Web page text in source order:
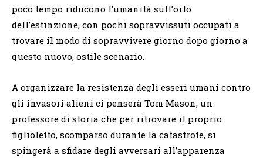
poco tempo riducono l’umanità sull’orlo
dell’estinzione, con pochi sopravvissuti occupati a
trovare il modo di sopravvivere giorno dopo giorno a
questo nuovo, ostile scenario.
A organizzare la resistenza degli esseri umani contro
gli invasori alieni ci penserà Tom Mason, un
professore di storia che per ritrovare il proprio
figlioletto, scomparso durante la catastrofe, si
spingerà a sfidare degli avversari all’apparenza